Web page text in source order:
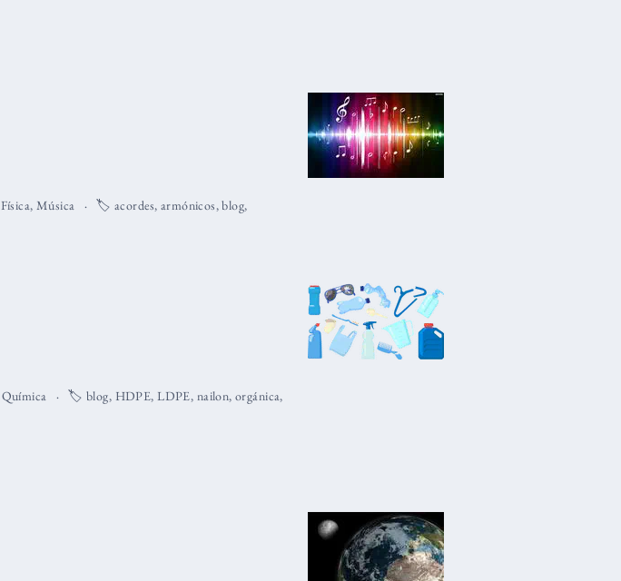
Física, Música 🏷️acordes, armónicos,blog,
Química 🏷️blog, HDPE,LDPE, nailon,orgánica,